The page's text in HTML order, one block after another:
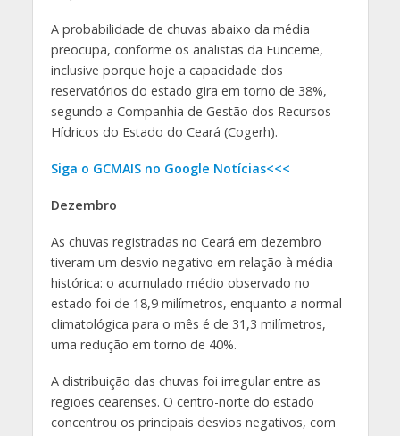
A probabilidade de chuvas abaixo da média
preocupa, conforme os analistas da Funceme,
inclusive porque hoje a capacidade dos
reservatórios do estado gira em torno de 38%,
segundo a Companhia de Gestão dos Recursos
Hídricos do Estado do Ceará (Cogerh).
Siga o GCMAIS no Google Notícias<<<
Dezembro
As chuvas registradas no Ceará em dezembro
tiveram um desvio negativo em relação à média
histórica: o acumulado médio observado no
estado foi de 18,9 milímetros, enquanto a normal
climatológica para o mês é de 31,3 milímetros,
uma redução em torno de 40%.
A distribuição das chuvas foi irregular entre as
regiões cearenses. O centro-norte do estado
concentrou os principais desvios negativos, com